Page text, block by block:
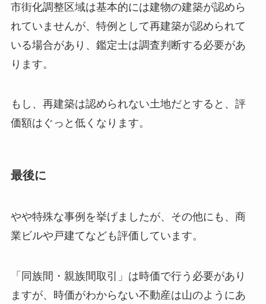
市街化調整区域は基本的には建物の建築が認めら
れていませんが、特例として再建築が認められて
いる場合があり、鑑定士は調査判断する必要があ
ります。
もし、再建築は認められない土地だとすると、評
価額はぐっと低くなります。
最後に
やや特殊な事例を挙げましたが、その他にも、商
業ビルや戸建てなども評価しています。
「同族間・親族間取引」は時価で行う必要があり
ますが、時価がわからない不動産は山のようにあ